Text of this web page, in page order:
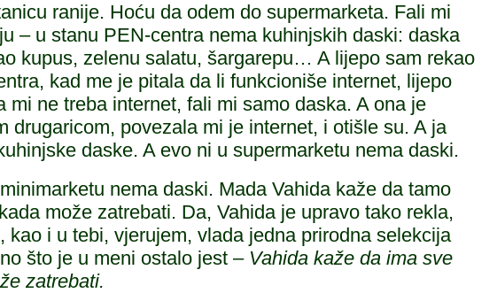
ranije. Hoću da odem do supermarketa. Fali mi
– u stanu PEN-centra nema kuhinjskih daski: daska
kupus, zelenu salatu, šargarepu… A lijepo sam rekao
kad me je pitala da li funkcioniše internet, lijepo
mi ne treba internet, fali mi samo daska. A ona je
drugaricom, povezala mi je internet, i otišle su. A ja
daske. A evo ni u supermarketu nema daski.
nema daski. Mada Vahida kaže da tamo
može zatrebati. Da, Vahida je upravo tako rekla,
kao i u tebi, vjerujem, vlada jedna prirodna selekcija
što je u meni ostalo jest – Vahida kaže da ima sve
zatrebati.